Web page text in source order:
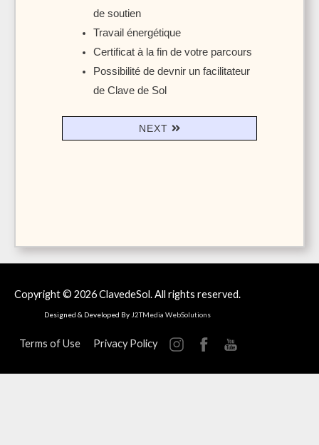
de soutien
Travail énergétique
Certificat à la fin de votre parcours
Possibilité de devnir un facilitateur
de Clave de Sol
NEXT
Copyright © 2026ClavedeSol. All rights reserved.
Designed & Developed By J2TMedia WebSolutions
Terms of Use Privacy Policy